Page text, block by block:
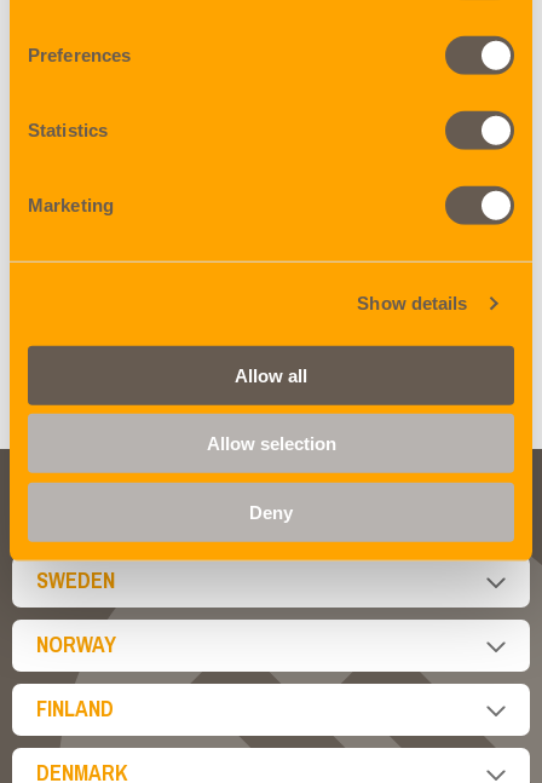
Preferences
Statistics
Marketing
Show details
Allow all
Allow selection
Deny
LOAD MORE NEWS
Contact
SWEDEN
NORWAY
FINLAND
DENMARK